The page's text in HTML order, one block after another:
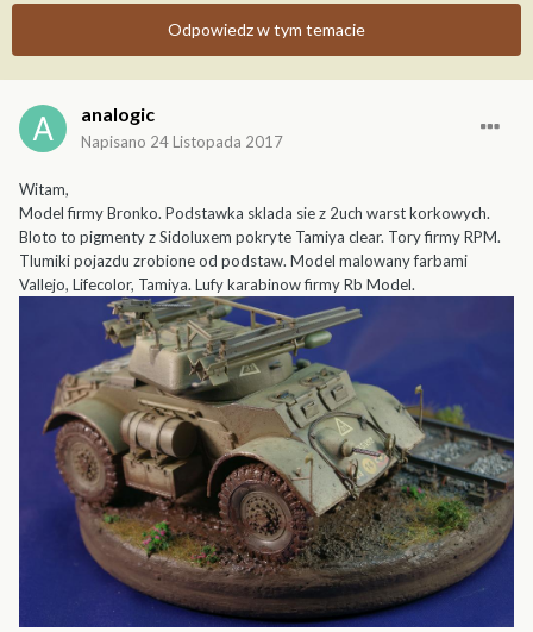
Odpowiedz w tym temacie
analogic
Napisano 24 Listopada 2017
Witam,
Model firmy Bronko. Podstawka sklada sie z 2uch warst korkowych.
Bloto to pigmenty z Sidoluxem pokryte Tamiya clear. Tory firmy RPM.
Tlumiki pojazdu zrobione od podstaw. Model malowany farbami
Vallejo, Lifecolor, Tamiya. Lufy karabinow firmy Rb Model.